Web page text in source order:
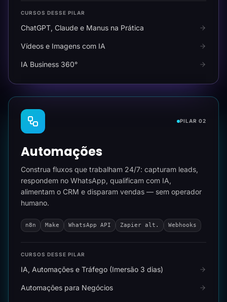
CURSOS DESSE PILAR
ChatGPT, Claude e Manus na Prática
Vídeos e Imagens com IA
IA Business 360°
PILAR 02
Automações
Construa fluxos que trabalham 24/7: capturam leads,
respondem no WhatsApp, qualificam com IA,
alimentam o CRM e disparam vendas — sem operador
humano.
n8n Make WhatsApp API Zapier alt. Webhooks
CURSOS DESSE PILAR
IA, Automações e Tráfego (Imersão 3 dias)
Automações para Negócios